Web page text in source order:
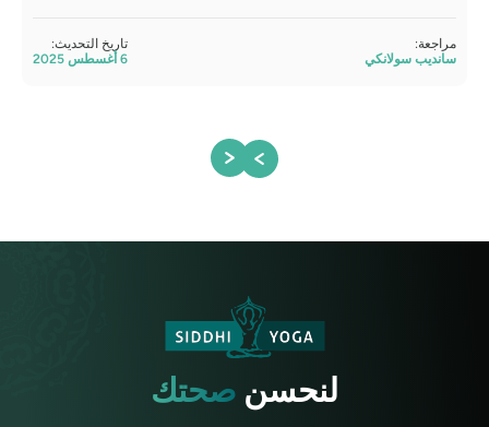
مراجعة:
سانديب سولانكي
تاريخ التحديث:
لنحسنصحتك